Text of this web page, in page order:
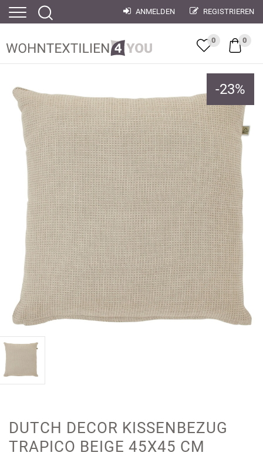
ANMELDEN REGISTRIEREN
0 0
-23%
DUTCH DECOR KISSENBEZUG
TRAPICO BEIGE 45X45 CM